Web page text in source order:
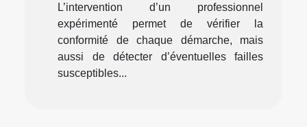
L’intervention d’un professionnel
expérimenté permet de vérifier la
conformité de chaque démarche, mais
aussi de détecter d’éventuelles failles
susceptibles...